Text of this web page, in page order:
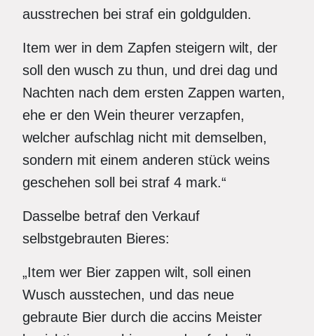
ausstrechen bei straf ein goldgulden.
Item wer in dem Zapfen steigern wilt, der
soll den wusch zu thun, und drei dag und
Nachten nach dem ersten Zappen warten,
ehe er den Wein theurer verzapfen,
welcher aufschlag nicht mit demselben,
sondern mit einem anderen stück weins
geschehen soll bei straf 4 mark.“
Dasselbe betraf den Verkauf
selbstgebrauten Bieres:
„Item wer Bier zappen wilt, soll einen
Wusch ausstechen, und das neue
gebraute Bier durch die accins Meister